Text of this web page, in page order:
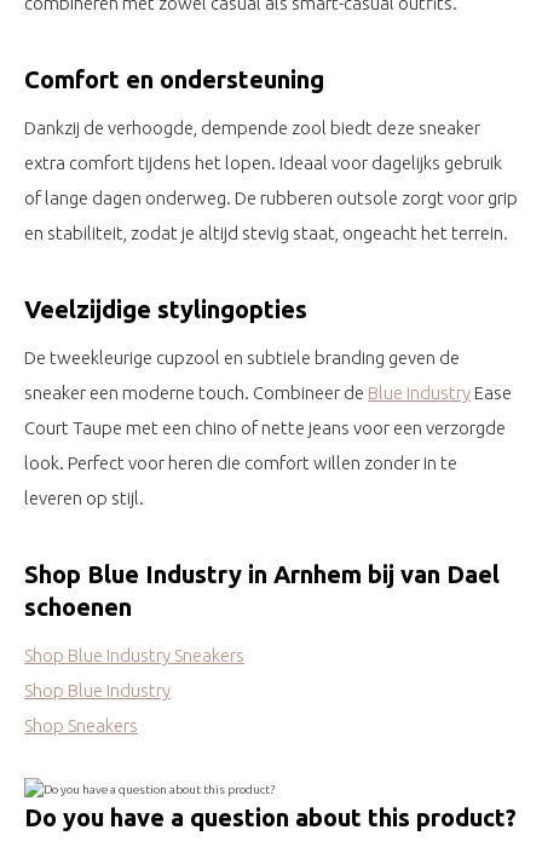
Comfort en ondersteuning
Dankzij de verhoogde, dempende zool biedt deze sneaker
extra comfort tijdens het lopen. Ideaal voor dagelijks gebruik
of lange dagen onderweg. De rubberen outsole zorgt voor grip
en stabiliteit, zodat je altijd stevig staat, ongeacht het terrein.
Veelzijdige stylingopties
De tweekleurige cupzool en subtiele branding geven de
sneaker een moderne touch. Combineer de Blue Industry Ease
Court Taupe met een chino of nette jeans voor een verzorgde
look. Perfect voor heren die comfort willen zonder in te
leveren op stijl.
Shop Blue Industry in Arnhem bij van Dael
schoenen
Shop Blue Industry Sneakers
Shop Blue Industry
Shop Sneakers
Do you have a question about this product?